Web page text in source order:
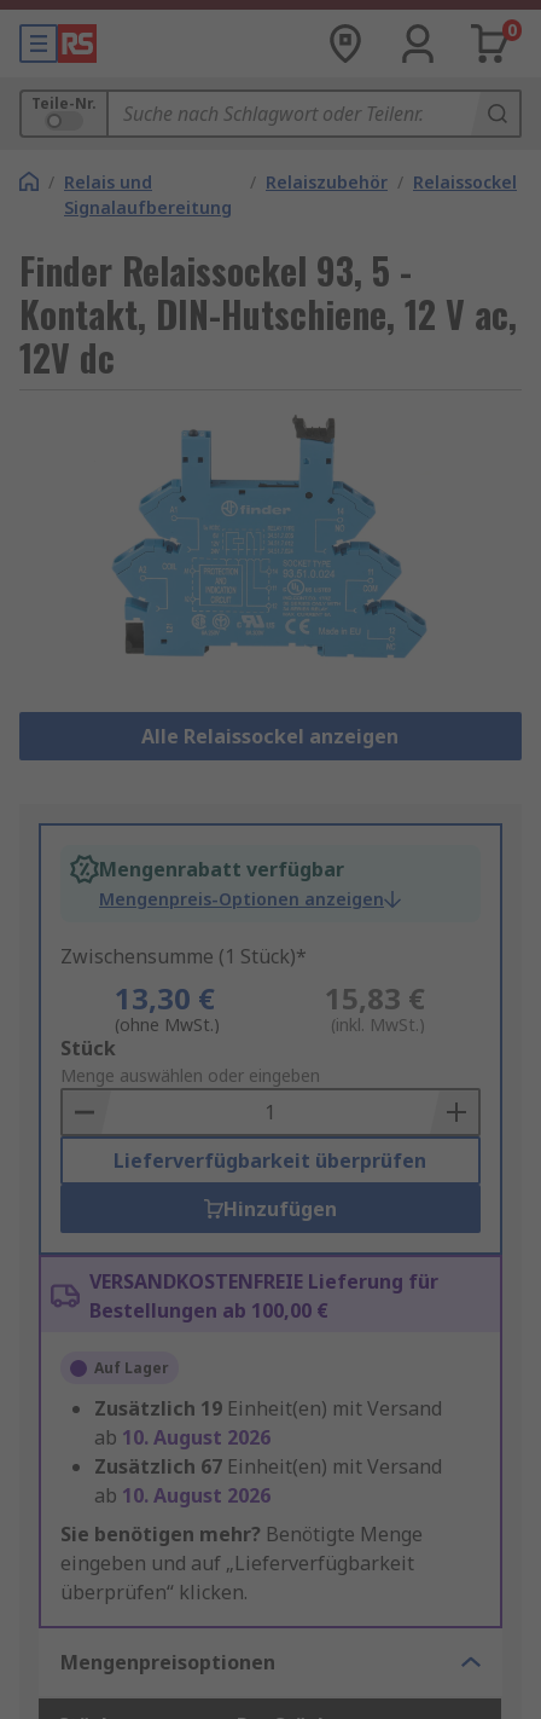
0
Teile-Nr.
/ Relais und
Signalaufbereitung
/ Relaiszubehör / Relaissockel
Finder Relaissockel 93, 5 -
Kontakt, DIN-Hutschiene, 12 V ac,
12V dc
Alle Relaissockel anzeigen
Mengenrabatt verfügbar
Mengenpreis-Optionen anzeigen
Zwischensumme (1 Stück)*
13,30 €
(ohne MwSt.)
15,83 €
(inkl. MwSt.)
Add
to
Basket
Stück
Menge auswählen oder eingeben
Lieferverfügbarkeit überprüfen
Hinzufügen
VERSANDKOSTENFREIE Lieferung für
Bestellungen ab 100,00 €
Auf Lager
Zusätzlich 19 Einheit(en) mit Versand
ab 10. August 2026
Zusätzlich 67 Einheit(en) mit Versand
ab 10. August 2026
Sie benötigen mehr? Benötigte Menge
eingeben und auf „Lieferverfügbarkeit
überprüfen“ klicken.
Mengenpreisoptionen